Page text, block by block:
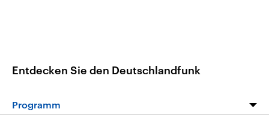
Entdecken Sie den Deutschlandfunk
Programm